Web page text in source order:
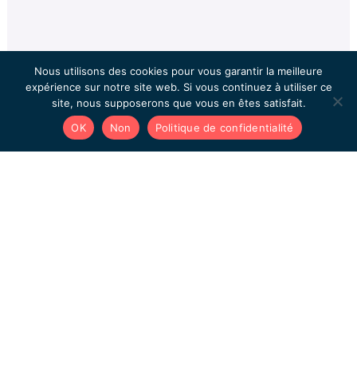
Nous utilisons des cookies pour vous garantir la meilleure
expérience sur notre site web. Si vous continuez à utiliser ce
site, nous supposerons que vous en êtes satisfait.
OK
Non Politique de confidentialité